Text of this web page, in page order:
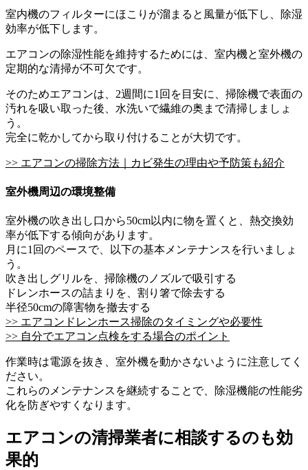
室内機のフィルターにほこりが溜まると風量が低下し、除湿
効率が低下します。
エアコンの除湿性能を維持するためには、室内機と室外機の
定期的な清掃が不可欠です。
そのためエアコンは、2週間に1回を目安に、掃除機で表面の
汚れを吸い取った後、水洗いで繊維の奥まで清掃しましょ
う。
完全に乾かしてから取り付けることが大切です。
>> エアコンの掃除方法｜カビ発生の理由や予防策も紹介
室外機周辺の環境整備
室外機の吹き出し口から50cm以内に物を置くと、熱交換効
率が低下する傾向があります。
月に1回のペースで、以下の基本メンテナンスを行いましょ
う。
吹き出しグリルを、掃除機のノズルで吸引する
ドレンホースの詰まりを、割り箸で除去する
半径50cmの障害物を撤去する
>> エアコンドレンホース掃除のタイミングや必要性
>> 自分でエアコン点検をする場合のポイント
作業時は電源を抜き、室外機を動かさないように注意してく
ださい。
これらのメンテナンスを継続することで、除湿機能の性能劣
化を防ぎやすくなります。
エアコンの清掃業者に相談するのも効
果的